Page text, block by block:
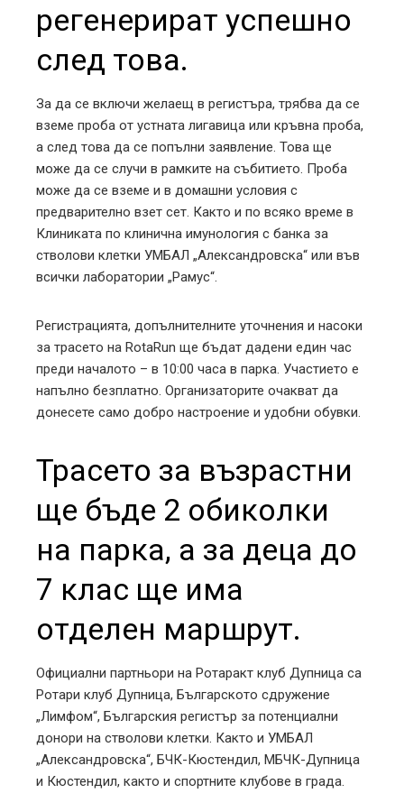
регенерират успешно
след това.
За да се включи желаещ в регистъра, трябва да се
вземе проба от устната лигавица или кръвна проба,
а след това да се попълни заявление. Това ще
може да се случи в рамките на събитието. Проба
може да се вземе и в домашни условия с
предварително взет сет. Както и по всяко време в
Клиниката по клинична имунология с банка за
стволови клетки УМБАЛ „Александровска“ или във
всички лаборатории „Рамус“.
Регистрацията, допълнителните уточнения и насоки
за трасето на RotaRun ще бъдат дадени един час
преди началото – в 10:00 часа в парка. Участието е
напълно безплатно. Организаторите очакват да
донесете само добро настроение и удобни обувки.
Трасето за възрастни
ще бъде 2 обиколки
на парка, а за деца до
7 клас ще има
отделен маршрут.
Официални партньори на Ротаракт клуб Дупница са
Ротари клуб Дупница, Българското сдружение
„Лимфом“, Българския регистър за потенциални
донори на стволови клетки. Както и УМБАЛ
„Александровска“, БЧК-Кюстендил, МБЧК-Дупница
и Кюстендил, както и спортните клубове в града.